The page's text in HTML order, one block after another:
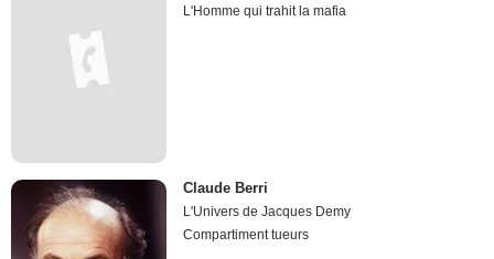
L'Homme qui trahit la mafia
Claude Berri
L'Univers de Jacques Demy
Compartiment tueurs